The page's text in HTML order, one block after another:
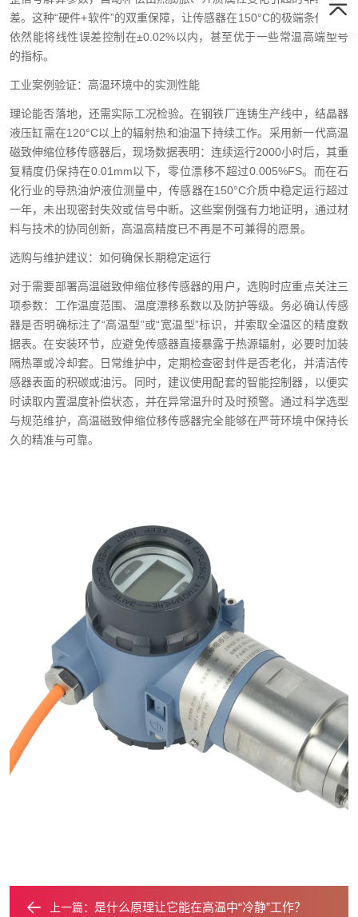
差。这种“硬件+软件”的双重保障，让传感器在150°C的极端条件下，
依然能将线性误差控制在±0.02%以内，甚至优于一些常温高端型号
的指标。
工业案例验证：高温环境中的实测性能
理论能否落地，还需实际工况检验。在钢铁厂连铸生产线中，结晶器
液压缸需在120°C以上的辐射热和油温下持续工作。采用新一代高温
磁致伸缩位移传感器后，现场数据表明：连续运行2000小时后，其重
复精度仍保持在0.01mm以下，零位漂移不超过0.005%FS。而在石
化行业的导热油炉液位测量中，传感器在150°C介质中稳定运行超过
一年，未出现密封失效或信号中断。这些案例强有力地证明，通过材
料与技术的协同创新，高温高精度已不再是不可兼得的愿景。
选购与维护建议：如何确保长期稳定运行
对于需要部署高温磁致伸缩位移传感器的用户，选购时应重点关注三
项参数：工作温度范围、温度漂移系数以及防护等级。务必确认传感
器是否明确标注了“高温型”或“宽温型”标识，并索取全温区的精度数
据表。在安装环节，应避免传感器直接暴露于热源辐射，必要时加装
隔热罩或冷却套。日常维护中，定期检查密封件是否老化，并清洁传
感器表面的积碳或油污。同时，建议使用配套的智能控制器，以便实
时读取内置温度补偿状态，并在异常温升时及时预警。通过科学选型
与规范维护，高温磁致伸缩位移传感器完全能够在严苛环境中保持长
久的精准与可靠。
上一篇： 是什么原理让它能在高温中“冷静”工作？